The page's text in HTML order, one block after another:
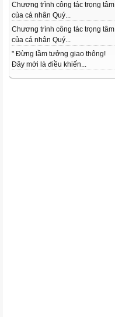
Chương trình công tác trọng tâm
của cá nhân Quý...
Chương trình công tác trọng tâm
của cá nhân Quý...
" Đừng lầm tưởng giao thông!
Đây mới là điều khiến...